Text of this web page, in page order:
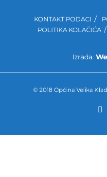
KONTAKT PODACI
POLITIKA KOLAČIĆA
Izrada:
© 2018 Općina Velika